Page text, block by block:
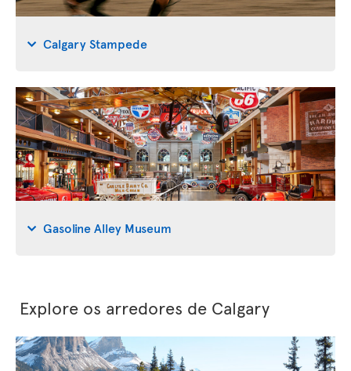
Calgary Stampede
Gasoline Alley Museum
Explore os arredores de Calgary